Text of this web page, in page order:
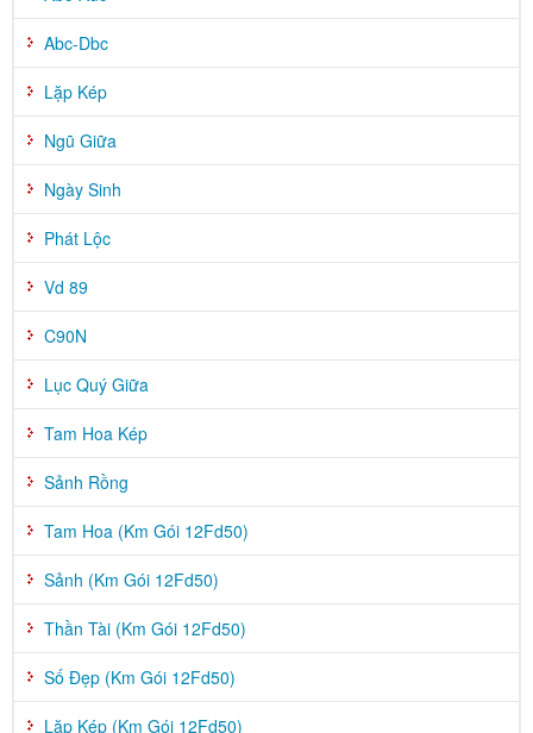
Abc-Dbc
Lặp Kép
Ngũ Giữa
Ngày Sinh
Phát Lộc
Vd 89
C90N
Lục Quý Giữa
Tam Hoa Kép
Sảnh Rồng
Tam Hoa (Km Gói 12Fd50)
Sảnh (Km Gói 12Fd50)
Thần Tài (Km Gói 12Fd50)
Số Đẹp (Km Gói 12Fd50)
Lặp Kép (Km Gói 12Fd50)